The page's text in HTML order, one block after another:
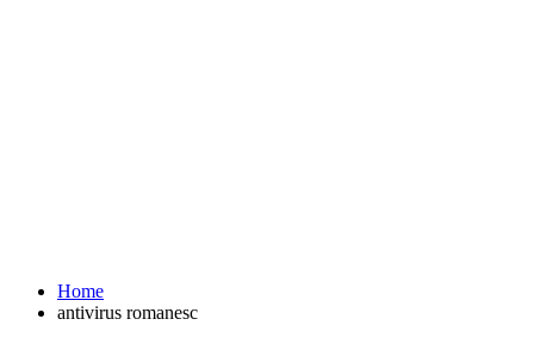
Home
antivirus romanesc